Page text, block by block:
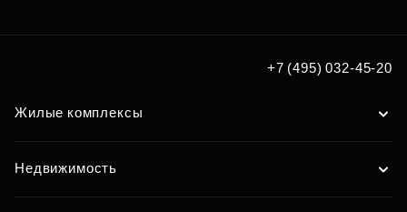
+7 (495) 032-45-20
Жилые комплексы
Недвижимость